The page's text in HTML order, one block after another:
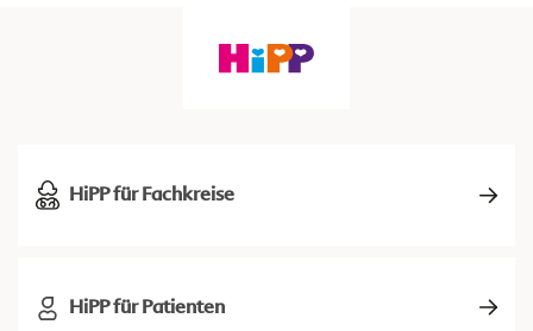
HiPP für Fachkreise
HiPP für Patienten